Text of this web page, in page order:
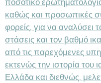
ποσοτικό
καθώς και προσωπικές
φορείς, για να αναλύσει
στάσεις και τον βαθμό
από τις παρεχόμενες
εκτενώς την ιστορία του
Ελλάδα και διεθνώς,